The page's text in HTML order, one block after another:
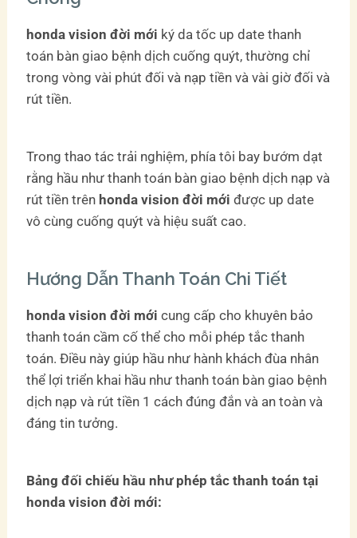
honda vision đời mới ký da tốc up date thanh
toán bàn giao bệnh dịch cuống quýt, thường chỉ
trong vòng vài phút đối và nạp tiền và vài giờ đối và
rút tiền.
Trong thao tác trải nghiệm, phía tôi bay bướm dạt
rằng hầu như thanh toán bàn giao bệnh dịch nạp và
rút tiền trên honda vision đời mới được up date
vô cùng cuống quýt và hiệu suất cao.
Hướng Dẫn Thanh Toán Chi Tiết
honda vision đời mới cung cấp cho khuyên bảo
thanh toán cầm cố thể cho mỗi phép tắc thanh
toán. Điều này giúp hầu như hành khách đùa nhân
thể lợi triển khai hầu như thanh toán bàn giao bệnh
dịch nạp và rút tiền 1 cách đúng đắn và an toàn và
đáng tin tưởng.
Bảng đối chiếu hầu như phép tắc thanh toán tại
honda vision đời mới: